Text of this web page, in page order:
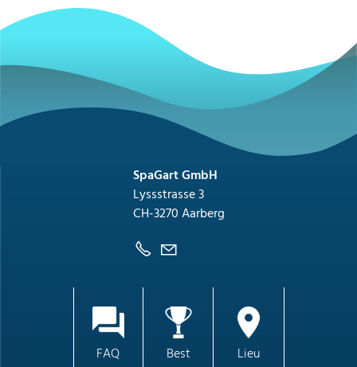
SpaGart GmbH
Lyssstrasse 3
CH-3270 Aarberg
FAQ
Best
Lieu